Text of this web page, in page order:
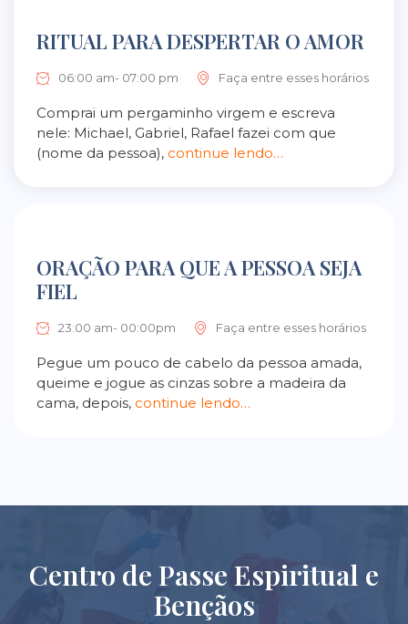
RITUAL PARA DESPERTAR O AMOR
06:00 am- 07:00 pm Faça entre esses horários
Comprai um pergaminho virgem e escreva
nele: Michael, Gabriel, Rafael fazei com que
(nome da pessoa), continue lendo…
ORAÇÃO PARA QUE A PESSOA SEJA
FIEL
23:00 am- 00:00pm Faça entre esses horários
Pegue um pouco de cabelo da pessoa amada,
queime e jogue as cinzas sobre a madeira da
cama, depois, continue lendo…
Centro de Passe Espiritual e
Bençãos